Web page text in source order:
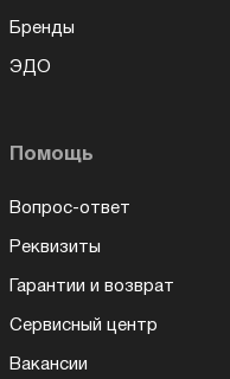
Бренды
ЭДО
Помощь
Вопрос-ответ
Реквизиты
Гарантии и возврат
Сервисный центр
Вакансии